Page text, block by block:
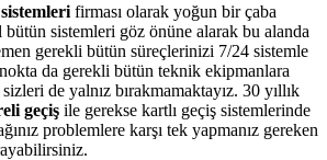
firması olarak yoğun bir çaba
sistemleri göz önüne alarak bu alanda
gerekli bütün süreçlerinizi 7/24 sistemle
da gerekli bütün teknik ekipmanlara
de yalnız bırakmamaktayız. 30 yıllık
geçiş ile gerekse kartlı geçiş sistemlerinde
problemlere karşı tek yapmanız gereken